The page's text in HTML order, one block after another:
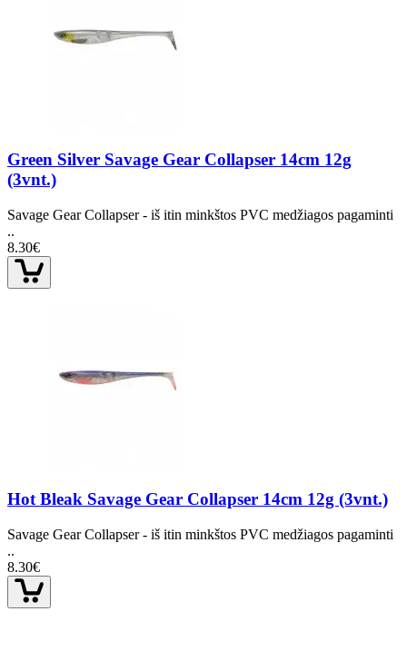
Green Silver Savage Gear Collapser 14cm 12g
(3vnt.)
Savage Gear Collapser - iš itin minkštos PVC medžiagos pagaminti
..
8.30€
Hot Bleak Savage Gear Collapser 14cm 12g (3vnt.)
Savage Gear Collapser - iš itin minkštos PVC medžiagos pagaminti
..
8.30€